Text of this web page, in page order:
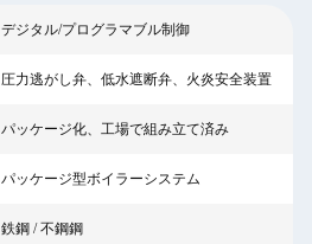
デジタル/プログラマブル制御
圧力逃がし弁、低水遮断弁、火炎安全装置
パッケージ化、工場で組み立て済み
パッケージ型ボイラーシステム
鉄鋼 / 不鋼鋼